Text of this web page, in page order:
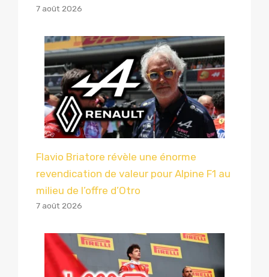
7 août 2026
Flavio Briatore révèle une énorme
revendication de valeur pour Alpine F1 au
milieu de l’offre d’Otro
7 août 2026